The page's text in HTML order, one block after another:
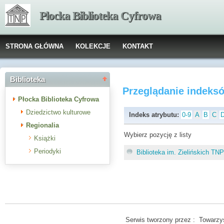
Płocka Biblioteka Cyfrowa
STRONA GŁÓWNA KOLEKCJE KONTAKT
Biblioteka
Płocka Biblioteka Cyfrowa
Dziedzictwo kulturowe
Regionalia
Książki
Periodyki
Przeglądanie
Indeks atrybutu: 0-9 A B C
Wybierz pozycję z listy
Biblioteka im. Zielińskich TNP
Serwis tworzony przez :